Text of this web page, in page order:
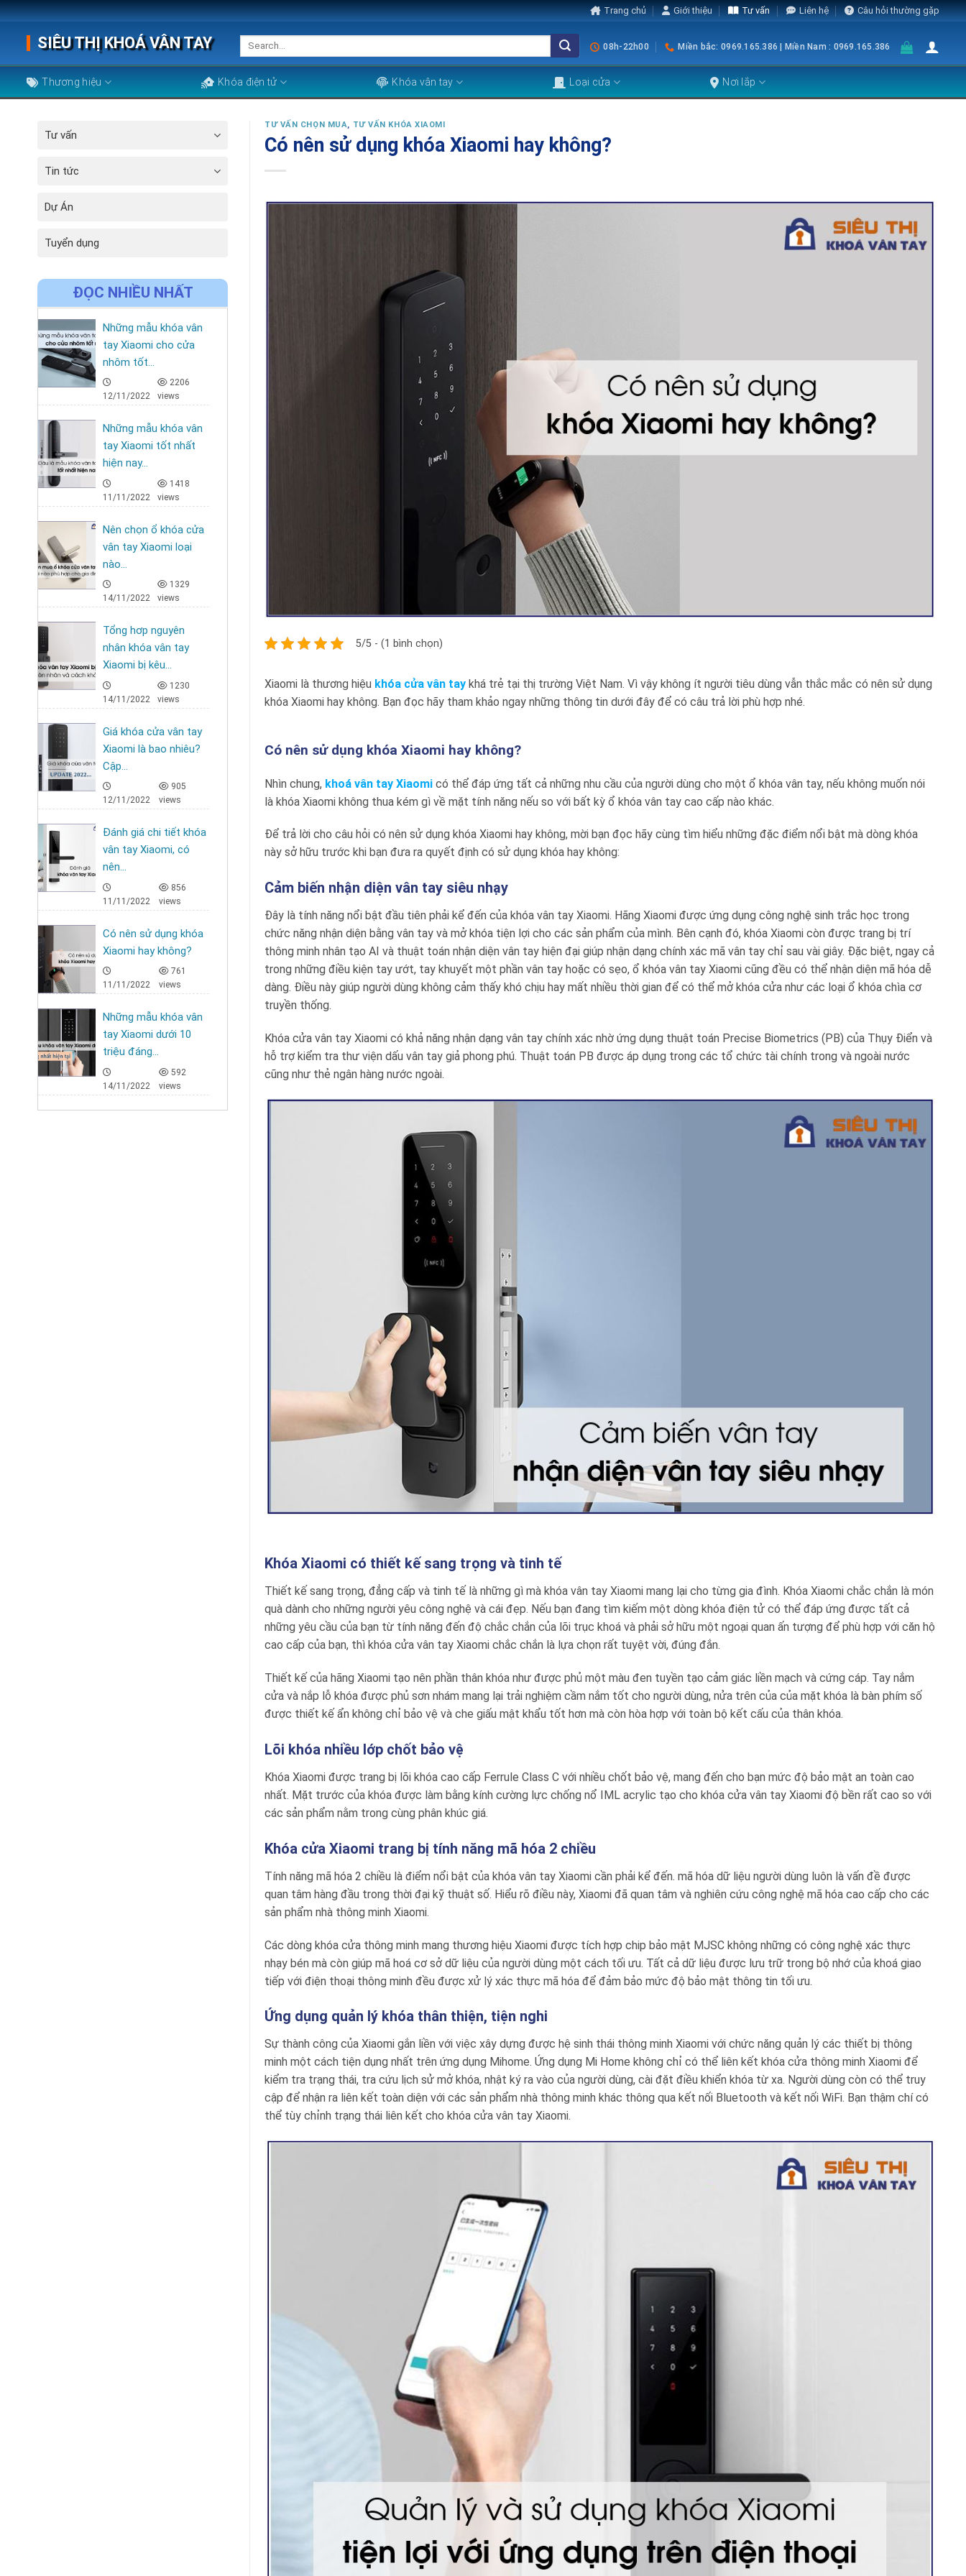
Skip
content
Trang chủ Giới thiệu Tư vấn Liên hệ Câu hỏi thường gặp
SIÊU THỊ KHOÁ VÂN TAY
Search
for:
08h-22h00 Miền bắc: 0969.165.386 | Miền Nam : 0969.165.386
Thương hiệu Khóa điện tử Khóa vân tay Loại cửa Nơi lắp
Tư vấn
Tin tức
Dự Án
Tuyển dụng
ĐỌC NHIỀU NHẤT
Những mẫu khóa vân
tay Xiaomi cho cửa
nhôm tốt...
12/11/2022
2206
views
Những mẫu khóa vân
tay Xiaomi tốt nhất
hiện nay...
11/11/2022
1418
views
Nên chọn ổ khóa cửa
vân tay Xiaomi loại
nào...
14/11/2022
1329
views
Tổng hơp nguyên
nhân khóa vân tay
Xiaomi bị kêu...
14/11/2022
1230
views
Giá khóa cửa vân tay
Xiaomi là bao nhiêu?
Cập...
12/11/2022
905
views
Đánh giá chi tiết khóa
vân tay Xiaomi, có
nên...
11/11/2022
856
views
Có nên sử dụng khóa
Xiaomi hay không?
11/11/2022
761
views
Những mẫu khóa vân
tay Xiaomi dưới 10
triệu đáng...
14/11/2022
592
views
TƯ VẤN CHỌN MUA, TƯ VẤN KHÓA XIAOMI
Có nên sử dụng khóa Xiaomi hay không?
5/5 - (1 bình chọn)
Xiaomi là thương hiệu khóa cửa vân tay khá trẻ tại thị trường Việt Nam. Vì vậy không ít người tiêu dùng vẫn thắc mắc có nên sử dụng
khóa Xiaomi hay không. Bạn đọc hãy tham khảo ngay những thông tin dưới đây để có câu trả lời phù hợp nhé.
Có nên sử dụng khóa Xiaomi hay không?
Nhìn chung, khoá vân tay Xiaomi có thể đáp ứng tất cả những nhu cầu của người dùng cho một ổ khóa vân tay, nếu không muốn nói
là khóa Xiaomi không thua kém gì về mặt tính năng nếu so với bất kỳ ổ khóa vân tay cao cấp nào khác.
Để trả lời cho câu hỏi có nên sử dụng khóa Xiaomi hay không, mời bạn đọc hãy cùng tìm hiểu những đặc điểm nổi bật mà dòng khóa
này sở hữu trước khi bạn đưa ra quyết định có sử dụng khóa hay không:
Cảm biến nhận diện vân tay siêu nhạy
Đây là tính năng nổi bật đầu tiên phải kể đến của khóa vân tay Xiaomi. Hãng Xiaomi được ứng dụng công nghệ sinh trắc học trong
chức năng nhận diện bằng vân tay và mở khóa tiện lợi cho các sản phẩm của mình. Bên cạnh đó, khóa Xiaomi còn được trang bị trí
thông minh nhân tạo AI và thuật toán nhận diện vân tay hiện đại giúp nhận dạng chính xác mã vân tay chỉ sau vài giây. Đặc biệt, ngay cả
trong những điều kiện tay ướt, tay khuyết một phần vân tay hoặc có sẹo, ổ khóa vân tay Xiaomi cũng đều có thể nhận diện mã hóa dễ
dàng. Điều này giúp người dùng không cảm thấy khó chịu hay mất nhiều thời gian để có thể mở khóa cửa như các loại ổ khóa chìa cơ
truyền thống.
Khóa cửa vân tay Xiaomi có khả năng nhận dạng vân tay chính xác nhờ ứng dụng thuật toán Precise Biometrics (PB) của Thụy Điển và
hỗ trợ kiểm tra thư viện dấu vân tay giả phong phú. Thuật toán PB được áp dụng trong các tổ chức tài chính trong và ngoài nước
cũng như thẻ ngân hàng nước ngoài.
Khóa Xiaomi có thiết kế sang trọng và tinh tế
Thiết kế sang trọng, đẳng cấp và tinh tế là những gì mà khóa vân tay Xiaomi mang lại cho từng gia đình. Khóa Xiaomi chắc chắn là món
quà dành cho những người yêu công nghệ và cái đẹp. Nếu bạn đang tìm kiếm một dòng khóa điện tử có thể đáp ứng được tất cả
những yêu cầu của bạn từ tính năng đến độ chắc chắn của lõi trục khoá và phải sở hữu một ngoại quan ấn tượng để phù hợp với căn hộ
cao cấp của bạn, thì khóa cửa vân tay Xiaomi chắc chắn là lựa chọn rất tuyệt vời, đúng đắn.
Thiết kế của hãng Xiaomi tạo nên phần thân khóa như được phủ một màu đen tuyền tạo cảm giác liền mạch và cứng cáp. Tay nắm
cửa và nắp lỗ khóa được phủ sơn nhám mang lại trải nghiệm cầm nắm tốt cho người dùng, nửa trên của của mặt khóa là bàn phím số
được thiết kế ẩn không chỉ bảo vệ và che giấu mật khẩu tốt hơn mà còn hòa hợp với toàn bộ kết cấu của thân khóa.
Lõi khóa nhiều lớp chốt bảo vệ
Khóa Xiaomi được trang bị lõi khóa cao cấp Ferrule Class C với nhiều chốt bảo vệ, mang đến cho bạn mức độ bảo mật an toàn cao
nhất. Mặt trước của khóa được làm bằng kính cường lực chống nổ IML acrylic tạo cho khóa cửa vân tay Xiaomi độ bền rất cao so với
các sản phẩm nằm trong cùng phân khúc giá.
Khóa cửa Xiaomi trang bị tính năng mã hóa 2 chiều
Tính năng mã hóa 2 chiều là điểm nổi bật của khóa vân tay Xiaomi cần phải kể đến. mã hóa dữ liệu người dùng luôn là vấn đề được
quan tâm hàng đầu trong thời đại kỹ thuật số. Hiểu rõ điều này, Xiaomi đã quan tâm và nghiên cứu công nghệ mã hóa cao cấp cho các
sản phẩm nhà thông minh Xiaomi.
Các dòng khóa cửa thông minh mang thương hiệu Xiaomi được tích hợp chip bảo mật MJSC không những có công nghệ xác thực
nhạy bén mà còn giúp mã hoá cơ sở dữ liệu của người dùng một cách tối ưu. Tất cả dữ liệu được lưu trữ trong bộ nhớ của khoá giao
tiếp với điện thoại thông minh đều được xử lý xác thực mã hóa để đảm bảo mức độ bảo mật thông tin tối ưu.
Ứng dụng quản lý khóa thân thiện, tiện nghi
Sự thành công của Xiaomi gắn liền với việc xây dựng được hệ sinh thái thông minh Xiaomi với chức năng quản lý các thiết bị thông
minh một cách tiện dụng nhất trên ứng dụng Mihome. Ứng dụng Mi Home không chỉ có thể liên kết khóa cửa thông minh Xiaomi để
kiểm tra trạng thái, tra cứu lịch sử mở khóa, nhật ký ra vào của người dùng, cài đặt điều khiển khóa từ xa. Người dùng còn có thể truy
cập để nhận ra liên kết toàn diện với các sản phẩm nhà thông minh khác thông qua kết nối Bluetooth và kết nối WiFi. Bạn thậm chí có
thể tùy chỉnh trạng thái liên kết cho khóa cửa vân tay Xiaomi.